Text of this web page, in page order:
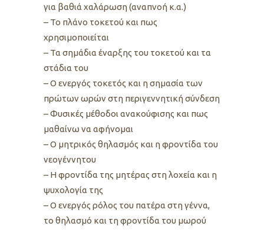
για βαθιά χαλάρωση (αναπνοή κ.α.)
– Το πλάνο τοκετού και πως
χρησιμοποιείται
– Τα σημάδια έναρξης του τοκετού και τα
στάδια του
– Ο ενεργός τοκετός και η σημασία των
πρώτων ωρών στη περιγεννητική σύνδεση
– Φυσικές μέθοδοι ανακούφισης και πως
μαθαίνω να αφήνομαι
– Ο μητρικός θηλασμός και η φροντίδα του
νεογέννητου
– Η φροντίδα της μητέρας στη λοχεία και η
ψυχολογία της
– Ο ενεργός ρόλος του πατέρα στη γέννα,
το θηλασμό και τη φροντίδα του μωρού